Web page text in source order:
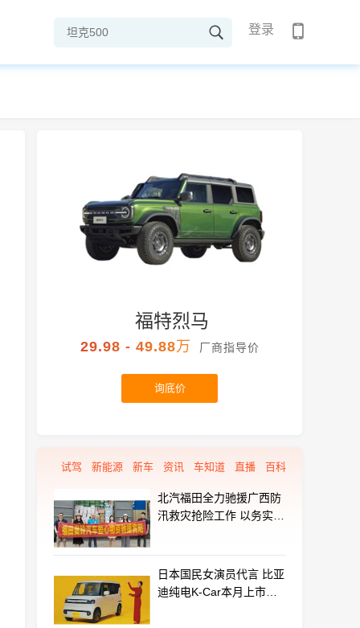
登录
福特烈马
29.98 - 49.88万 厂商指导价
询底价
试驾 新能源 新车 资讯 车知道 直播 百科
北汽福田全力驰援广西防
汛救灾抢险工作 以务实行
日本国民女演员代言 比亚
迪纯电K-Car本月上市：